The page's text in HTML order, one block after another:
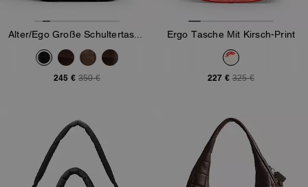
245 € 350 €
Ergo Tasche Mit Kirsch-Print
227 € 325 €